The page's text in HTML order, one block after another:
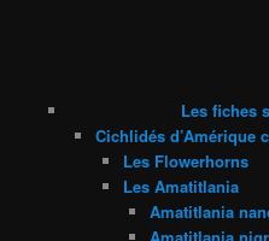
Les fiches
Cichlidés d’Amérique
Les Flowerhorns
Les Amatitlania
Amatitlania